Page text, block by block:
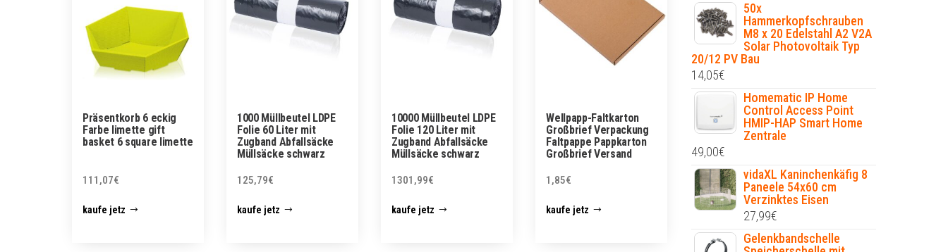
Präsentkorb 6 eckig
Farbe limette gift
basket 6 square limette
111,07€
kaufe jetz
1000 Müllbeutel LDPE
Folie 60 Liter mit
Zugband Abfallsäcke
Müllsäcke schwarz
125,79€
kaufe jetz
10000 Müllbeutel LDPE
Folie 120 Liter mit
Zugband Abfallsäcke
Müllsäcke schwarz
1301,99€
kaufe jetz
Wellpapp-Faltkarton
Großbrief Verpackung
Faltpappe Pappkarton
Großbrief Versand
1,85€
kaufe jetz
50x
Hammerkopfschrauben
M8 x 20 Edelstahl A2 V2A
Solar Photovoltaik Typ
20/12 PV Bau
14,05€
Homematic IP Home
Control Access Point
HMIP-HAP Smart Home
Zentrale
49,00€
vidaXL Kaninchenkäfig 8
Paneele 54x60 cm
Verzinktes Eisen
27,99€
Gelenkbandschelle